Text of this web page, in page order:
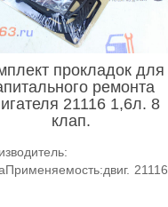
прокладок для
ремонта
21116 1,6л. 8
клап.
21116